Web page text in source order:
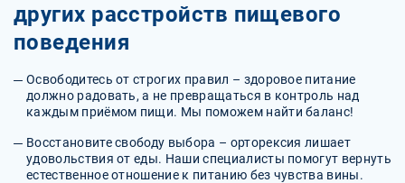
других расстройств пищевого
поведения
Освободитесь от строгих правил – здоровое питание
должно радовать, а не превращаться в контроль над
каждым приёмом пищи. Мы поможем найти баланс!
Восстановите свободу выбора – орторексия лишает
удовольствия от еды. Наши специалисты помогут вернуть
естественное отношение к питанию без чувства вины.